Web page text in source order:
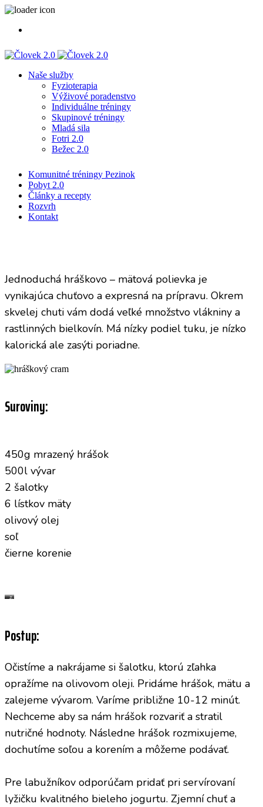
Naše služby
Fyzioterapia
Výživové poradenstvo
Individuálne tréningy
Skupinové tréningy
Mladá sila
Fotri 2.0
Bežec 2.0
Komunitné tréningy Pezinok
Pobyt 2.0
Články a recepty
Rozvrh
Kontakt
Jednoduchá hráškovo – mätová polievka je
vynikajúca chuťovo a expresná na prípravu. Okrem
skvelej chuti vám dodá veľké množstvo vlákniny a
rastlinných bielkovín. Má nízky podiel tuku, je nízko
kalorická ale zasýti poriadne.
Suroviny:
450g mrazený hrášok
500l vývar
2 šalotky
6 lístkov mäty
olivový olej
soľ
čierne korenie
m
š
t
Postup:
Očistíme a nakrájame si šalotku, ktorú zľahka
opražíme na olivovom oleji. Pridáme hrášok, mätu a
zalejeme vývarom. Varíme približne 10-12 minút.
Nechceme aby sa nám hrášok rozvariť a stratil
nutričné hodnoty. Následne hrášok rozmixujeme,
dochutíme soľou a korením a môžeme podávať.
Pre labužníkov odporúčam pridať pri servírovaní
lyžičku kvalitného bieleho jogurtu. Zjemní chuť a